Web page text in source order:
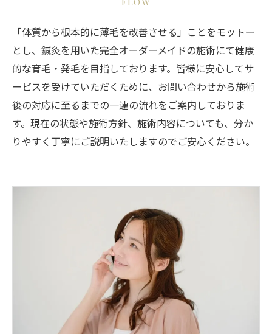
「体質から根本的に薄毛を改善させる」ことをモットー
とし、鍼灸を用いた完全オーダーメイドの施術にて健康
的な育毛・発毛を目指しております。皆様に安心してサ
ービスを受けていただくために、お問い合わせから施術
後の対応に至るまでの一連の流れをご案内しておりま
す。現在の状態や施術方針、施術内容についても、分か
りやすく丁寧にご説明いたしますのでご安心ください。